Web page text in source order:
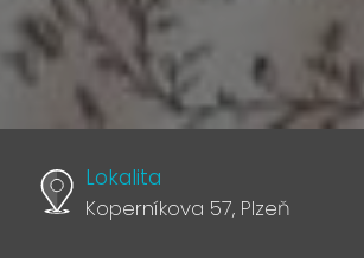
Lokalita
Koperníkova 57, Plzeň